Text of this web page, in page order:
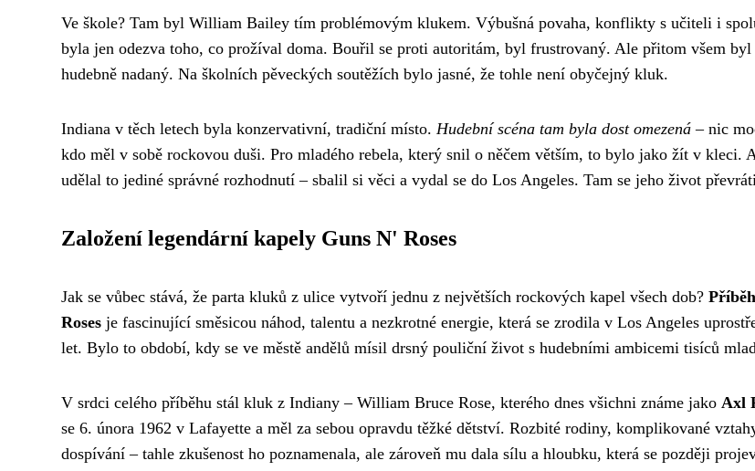
Ve škole? Tam byl William Bailey tím problémovým klukem. Výbušná povaha, konflikty s učiteli i
byla jen odezva toho, co prožíval doma. Bouřil se proti autoritám, byl frustrovaný. Ale přitom všem byl
hudebně nadaný. Na školních pěveckých soutěžích bylo jasné, že tohle není obyčejný kluk.
Indiana v těch letech byla konzervativní, tradiční místo. Hudební scéna tam byla dost omezená – nic
kdo měl v sobě rockovou duši. Pro mladého rebela, který snil o něčem větším, to bylo jako žít v kleci.
udělal to jediné správné rozhodnutí – sbalil si věci a vydal se do Los Angeles. Tam se jeho život
Založení legendární kapely Guns N' Roses
Jak se vůbec stává, že parta kluků z ulice vytvoří jednu z největších rockových kapel všech dob?
Roses je fascinující směsicou náhod, talentu a nezkrotné energie, která se zrodila v Los Angeles
let. Bylo to období, kdy se ve městě andělů mísil drsný pouliční život s hudebními ambicemi tisíců
V srdci celého příběhu stál kluk z Indiany – William Bruce Rose, kterého dnes všichni známe jako Axl
se 6. února 1962 v Lafayette a měl za sebou opravdu těžké dětství. Rozbité rodiny, komplikované
dospívání – tahle zkušenost ho poznamenala, ale zároveň mu dala sílu a hloubku, která se později